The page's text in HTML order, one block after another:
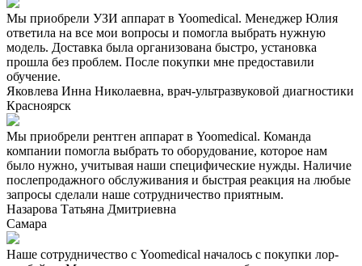
Мы приобрели УЗИ аппарат в Yoomedical. Менеджер Юлия
ответила на все мои вопросы и помогла выбрать нужную
модель. Доставка была организована быстро, установка
прошла без проблем. После покупки мне предоставили
обучение.
Яковлева Инна Николаевна, врач-ультразвуковой диагностики
Красноярск
Мы приобрели рентген аппарат в Yoomedical. Команда
компании помогла выбрать то оборудование, которое нам
было нужно, учитывая наши специфические нужды. Наличие
послепродажного обслуживания и быстрая реакция на любые
запросы сделали наше сотрудничество приятным.
Назарова Татьяна Дмитриевна
Самара
Наше сотрудничество с Yoomedical началось с покупки лор-